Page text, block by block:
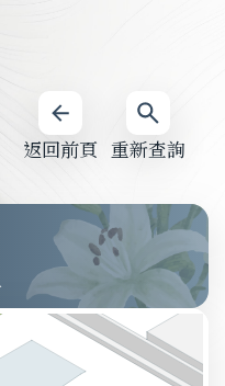
重新查詢
返回前頁